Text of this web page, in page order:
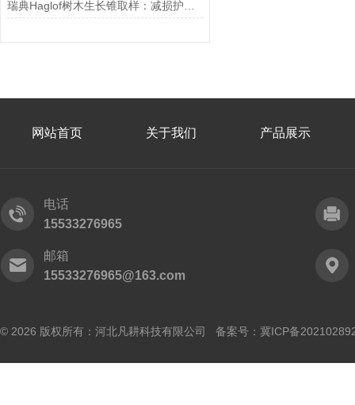
网站首页 关于我们 产品展示
电话
15533276965
邮箱
15533276965@163.com
© 2026 版权所有：河北凡耕科技有限公司 备案号： 冀ICP备